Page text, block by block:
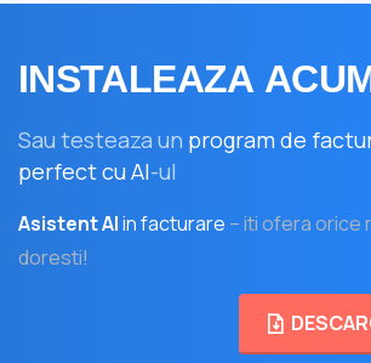
INSTALEAZA
Sau testeaza un program de
perfect cu AI-ul
Asistent AIin facturare – iti ofera
doresti!